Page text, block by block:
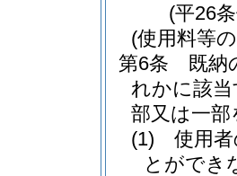
(平26
(使用料等
第6条
既納
れかに該
部又は一
(1)
使用
とができ